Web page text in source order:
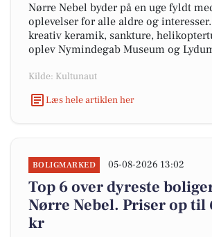
Nørre Nebel byder på en uge fyldt
oplevelser for alle aldre og
kreativ keramik, sankture,
oplev Nymindegab Museum og
Kilde: Kultunaut
Læs hele artiklen her
BOLIGMARKED 05-08-2026 13:02
Top 6 over dyreste
Nørre Nebel. Priser op til
kr